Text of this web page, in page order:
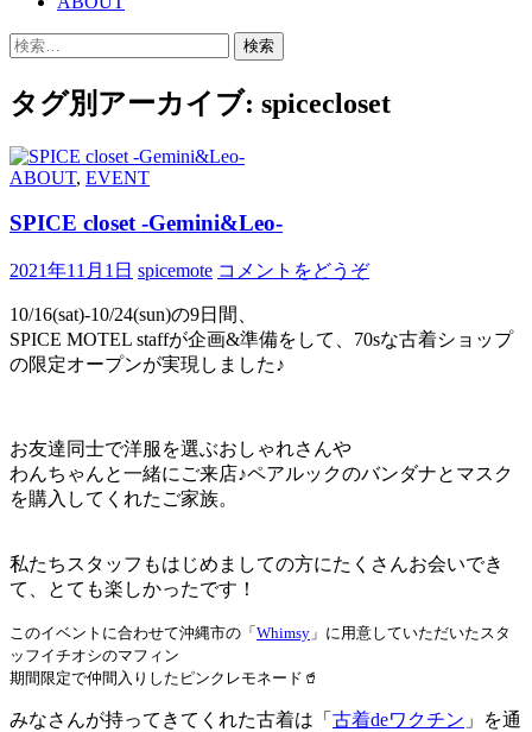
検
タグ別アーカイブ: spicecloset
ABOUT, EVENT
SPICE closet -Gemini&Leo-
2021年11月1日 spicemote コメントをどうぞ
10/16(sat)-10/24(sun)の9日間、
SPICE MOTEL staffが企画&準備をして、70sな古着ショップ
の限定オープンが実現しました♪
お友達同士で洋服を選ぶおしゃれさんや
わんちゃんと一緒にご来店♪ペアルックのバンダナとマスク
を購入してくれたご家族。
私たちスタッフもはじめましての方にたくさんお会いでき
て、とても楽しかったです！
このイベントに合わせて沖縄市の「 Whimsy 」に用意していただいたスタ
ッフイチオシのマフィン
期間限定で仲間入りしたピンクレモネード🥤
みなさんが持ってきてくれた古着は「 古着deワクチン 」を通